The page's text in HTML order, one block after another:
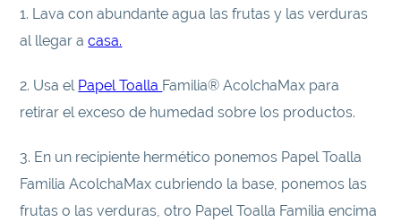
1. Lava con abundante agua las frutas y las verduras
al llegar acasa.
2. Usa el Papel Toalla Familia® AcolchaMax para
retirar el exceso de humedad sobre los productos.
3. En un recipiente hermético ponemos Papel Toalla
Familia AcolchaMax cubriendo la base, ponemos las
frutas o las verduras, otro Papel Toalla Familia encima